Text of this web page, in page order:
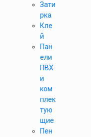
Зати
рка
Кле
й
Пан
ели
ПВХ
и
ком
плек
тую
щие
Пен